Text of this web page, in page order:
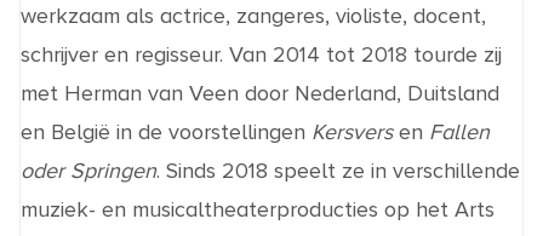
werkzaam als actrice, zangeres, violiste, docent,
schrijver en regisseur. Van 2014 tot 2018 tourde zij
met Herman van Veen door Nederland, Duitsland
en België in de voorstellingen Kersversen Fallen
oder Springen. Sinds 2018 speelt ze in verschillende
muziek- en musicaltheaterproducties op het Arts